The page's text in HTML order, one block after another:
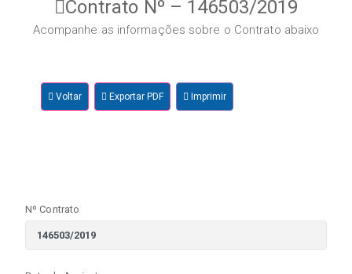
Contrato Nº – 146503/2019
Acompanhe as informações sobre o Contrato abaixo
Voltar Exportar PDF Imprimir
Nº Contrato